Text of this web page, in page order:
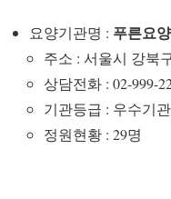
요양기관명 : 푸른요
주소 : 서울시 강북
상담전화 : 02-999-
기관등급 : 우수기
정원현황 : 29명